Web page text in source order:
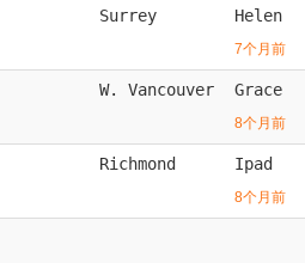
Surrey Helen
7个月前
W. Vancouver Grace
8个月前
Richmond Ipad
8个月前